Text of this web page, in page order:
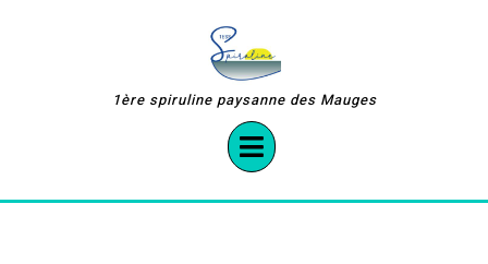
1ère spiruline paysanne des Mauges
Open
Button